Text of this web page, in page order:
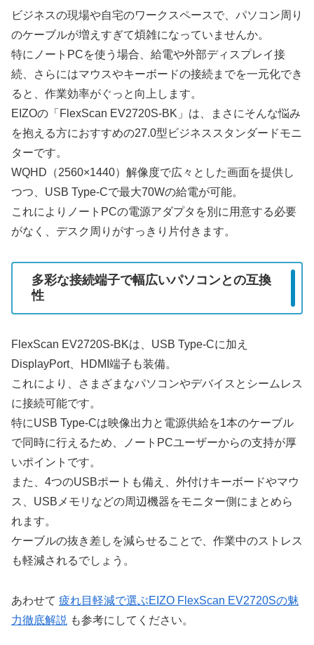
ビジネスの現場や自宅のワークスペースで、パソコン周り
のケーブルが増えすぎて煩雑になっていませんか。
特にノートPCを使う場合、給電や外部ディスプレイ接
続、さらにはマウスやキーボードの接続までを一元化でき
ると、作業効率がぐっと向上します。
EIZOの「FlexScan EV2720S-BK」は、まさにそんな悩み
を抱える方におすすめの27.0型ビジネススタンダードモニ
ターです。
WQHD（2560×1440）解像度で広々とした画面を提供し
つつ、USB Type-Cで最大70Wの給電が可能。
これによりノートPCの電源アダプタを別に用意する必要
がなく、デスク周りがすっきり片付きます。
多彩な接続端子で幅広いパソコンとの互換
性
FlexScan EV2720S-BKは、USB Type-Cに加え
DisplayPort、HDMI端子も装備。
これにより、さまざまなパソコンやデバイスとシームレス
に接続可能です。
特にUSB Type-Cは映像出力と電源供給を1本のケーブル
で同時に行えるため、ノートPCユーザーからの支持が厚
いポイントです。
また、4つのUSBポートも備え、外付けキーボードやマウ
ス、USBメモリなどの周辺機器をモニター側にまとめら
れます。
ケーブルの抜き差しを減らせることで、作業中のストレス
も軽減されるでしょう。
あわせて 疲れ目軽減で選ぶEIZO FlexScan EV2720Sの魅
力徹底解説 も参考にしてください。